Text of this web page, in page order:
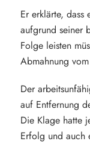
Er erklärte, dass
aufgrund seiner
Folge leisten
Abmahnung
Der
auf Entfernung
Die Klage hatte
Erfolg und auch